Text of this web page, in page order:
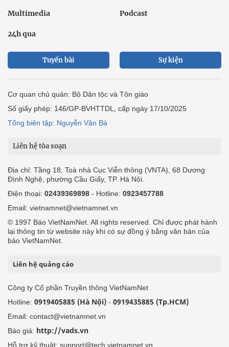
Multimedia Podcast
24h qua
Tuyến bài Sự kiện
Cơ quan chủ quản: Bộ Dân tộc và Tôn giáo
Số giấy phép: 146/GP-BVHTTDL, cấp ngày 17/10/2025
Tổng biên tập: Nguyễn Văn Bá
Liên hệ tòa soạn
Địa chỉ: Tầng 18, Toà nhà Cục Viễn thông (VNTA), 68 Dương
Đình Nghệ, phường Cầu Giấy, TP. Hà Nội.
Điện thoại: 02439369898 - Hotline: 0923457788
Email: vietnamnet@vietnamnet.vn
© 1997 Báo VietNamNet. All rights reserved. Chỉ được phát hành
lại thông tin từ website này khi có sự đồng ý bằng văn bản của
báo VietNamNet.
Liên hệ quảng cáo
Công ty Cổ phần Truyền thông VietNamNet
Hotline: 0919405885 (Hà Nội) - 0919435885 (Tp.HCM)
Email: contact@vietnamnet.vn
Báo giá: http://vads.vn
Hỗ trợ kỹ thuật: support@tech.vietnamnet.vn